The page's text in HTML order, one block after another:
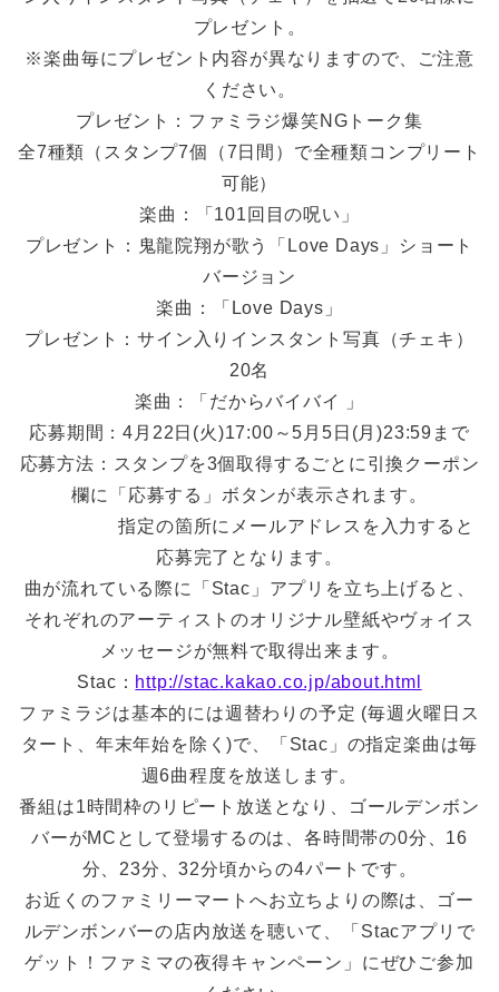
プレゼント。
※楽曲毎にプレゼント内容が異なりますので、ご注意
ください。
プレゼント：ファミラジ爆笑NGトーク集
全7種類（スタンプ7個（7日間）で全種類コンプリート
可能）
楽曲：「101回目の呪い」
プレゼント：鬼龍院翔が歌う「Love Days」ショート
バージョン
楽曲：「Love Days」
プレゼント：サイン入りインスタント写真（チェキ）
20名
楽曲：「だからバイバイ 」
応募期間：4月22日(火)17:00～5月5日(月)23:59まで
応募方法：スタンプを3個取得するごとに引換クーポン
欄に「応募する」ボタンが表示されます。
指定の箇所にメールアドレスを入力すると
応募完了となります。
曲が流れている際に「Stac」アプリを立ち上げると、
それぞれのアーティストのオリジナル壁紙やヴォイス
メッセージが無料で取得出来ます。
Stac： http://stac.kakao.co.jp/about.html
ファミラジは基本的には週替わりの予定 (毎週火曜日ス
タート、年末年始を除く)で、「Stac」の指定楽曲は毎
週6曲程度を放送します。
番組は1時間枠のリピート放送となり、ゴールデンボン
バーがMCとして登場するのは、各時間帯の0分、16
分、23分、32分頃からの4パートです。
お近くのファミリーマートへお立ちよりの際は、ゴー
ルデンボンバーの店内放送を聴いて、「Stacアプリで
ゲット！ファミマの夜得キャンペーン」にぜひご参加